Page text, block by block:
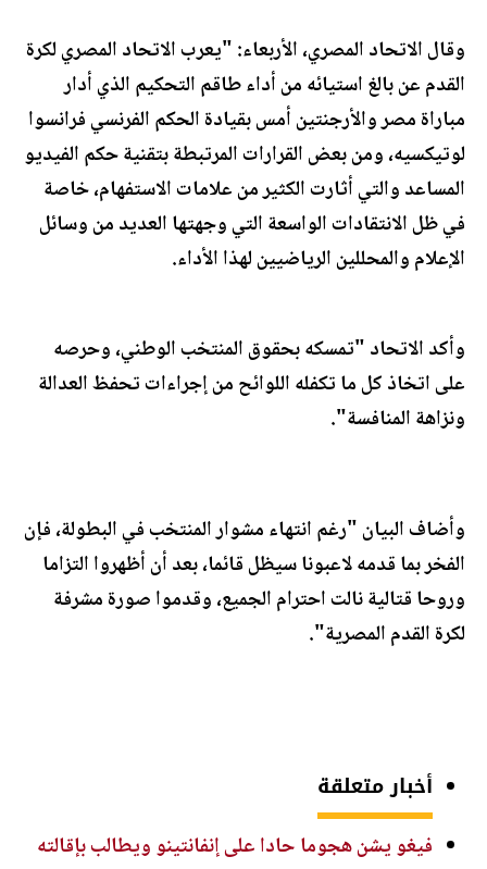
وقال الاتحاد المصري، الأربعاء: "يعرب الاتحاد المصري لكرة
القدم عن بالغ استيائه من أداء طاقم التحكيم الذي أدار
مباراة مصر والأرجنتين أمس بقيادة الحكم الفرنسي فرانسوا
لوتيكسيه، ومن بعض القرارات المرتبطة بتقنية حكم الفيديو
المساعد والتي أثارت الكثير من علامات الاستفهام، خاصة
في ظل الانتقادات الواسعة التي وجهتها العديد من وسائل
الإعلام والمحللين الرياضيين لهذا الأداء.
وأكد الاتحاد "تمسكه بحقوق المنتخب الوطني، وحرصه
على اتخاذ كل ما تكفله اللوائح من إجراءات تحفظ العدالة
ونزاهة المنافسة".
وأضاف البيان "رغم انتهاء مشوار المنتخب في البطولة، فإن
الفخر بما قدمه لاعبونا سيظل قائما، بعد أن أظهروا التزاما
وروحا قتالية نالت احترام الجميع، وقدموا صورة مشرفة
لكرة القدم المصرية".
أخبار متعلقة
فيغو يشن هجوما حادا على إنفانتينو ويطالب بإقالته